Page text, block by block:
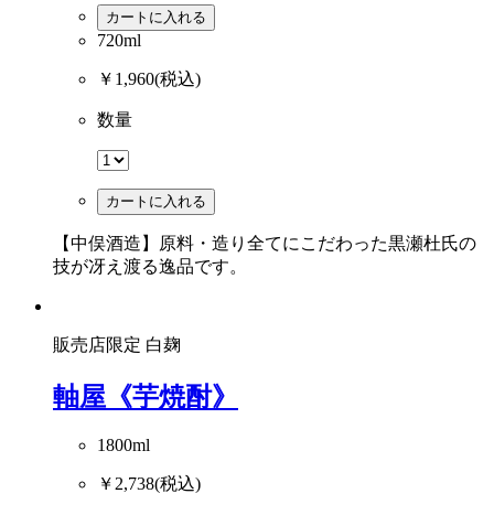
カートに入れる
720ml
￥1,960(税込)
数量
カートに入れる
【中俣酒造】原料・造り全てにこだわった黒瀬杜氏の
技が冴え渡る逸品です。
販売店限定 白麹
軸屋《芋焼酎》
1800ml
￥2,738(税込)